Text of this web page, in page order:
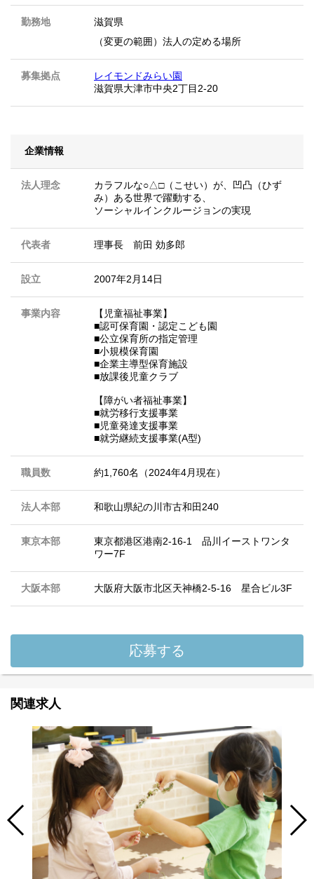
勤務地
滋賀県
（変更の範囲）法人の定める場所
募集拠点
レイモンドみらい園
滋賀県大津市中央2丁目2-20
企業情報
法人理念
カラフルな○△□（こせい）が、凹凸（ひず
み）ある世界で躍動する、
ソーシャルインクルージョンの実現
代表者 理事長 前田 効多郎
設立 2007年2月14日
事業内容
【児童福祉事業】
■認可保育園・認定こども園
■公立保育所の指定管理
■小規模保育園
■企業主導型保育施設
■放課後児童クラブ
【障がい者福祉事業】
■就労移行支援事業
■児童発達支援事業
■就労継続支援事業(A型)
職員数 約1,760名（2024年4月現在）
法人本部 和歌山県紀の川市古和田240
東京本部
東京都港区港南2-16-1 品川イーストワンタ
ワー7F
大阪本部 大阪府大阪市北区天神橋2-5-16 星合ビル3F
応募する
関連求人